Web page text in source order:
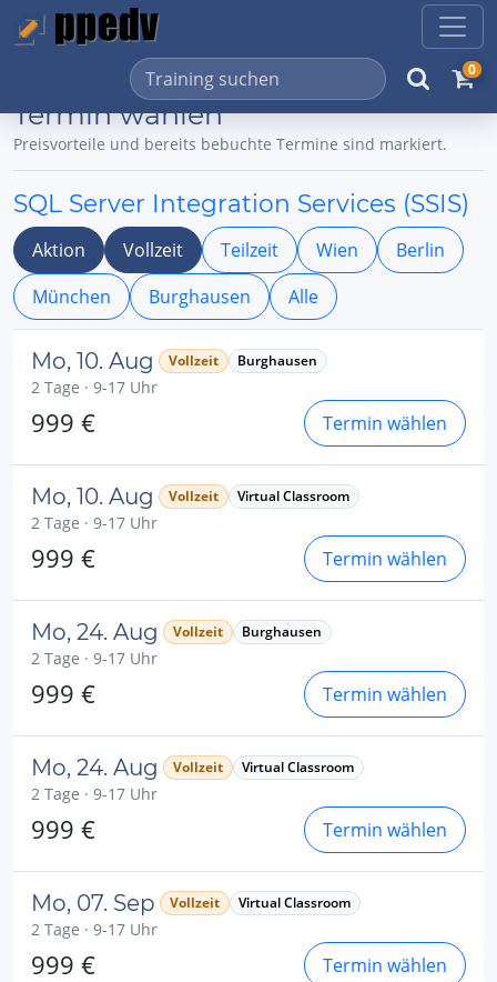
0
Termin wählen
Preisvorteile und bereits bebuchte Termine sind markiert.
SQL Server Integration Services (SSIS)
Aktion Vollzeit Teilzeit Wien
Berlin
München
Burghausen Alle
Mo, 10. Aug Vollzeit Burghausen
2 Tage · 9-17 Uhr
999 € Termin wählen
Mo, 10. Aug Vollzeit Virtual Classroom
2 Tage · 9-17 Uhr
999 € Termin wählen
Mo, 24. Aug Vollzeit Burghausen
2 Tage · 9-17 Uhr
999 € Termin wählen
Mo, 24. Aug Vollzeit Virtual Classroom
2 Tage · 9-17 Uhr
999 € Termin wählen
Mo, 07. Sep Vollzeit Virtual Classroom
2 Tage · 9-17 Uhr
999 € Termin wählen